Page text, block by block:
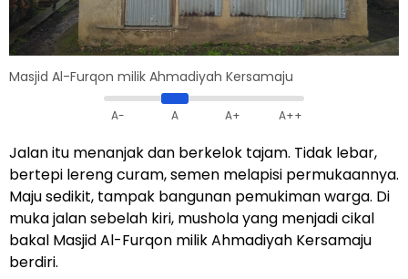
Masjid Al-Furqon milik Ahmadiyah Kersamaju
A- A A+ A++
Jalan itu menanjak dan berkelok tajam. Tidak lebar,
bertepi lereng curam, semen melapisi permukaannya.
Maju sedikit, tampak bangunan pemukiman warga. Di
muka jalan sebelah kiri, mushola yang menjadi cikal
bakal Masjid Al-Furqon milik Ahmadiyah Kersamaju
berdiri.